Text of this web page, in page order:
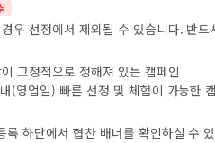
우 선정에서 제외될 수 있습니다. 반
고정적으로 정해져 있는 캠페인
(영업일) 빠른 선정 및 체험이 가능한
하단에서 협찬 배너를 확인하실 수